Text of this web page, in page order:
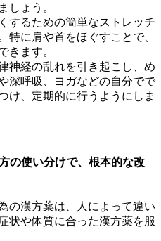
しょう。
するための簡単なストレッチ
特に肩や首をほぐすことで、
きます。
神経の乱れを引き起こし、め
深呼吸、ヨガなどの自分でで
け、定期的に行うようにしま
の使い分けで、根本的な改
の漢方薬は、人によって違い
状や体質に合った漢方薬を服